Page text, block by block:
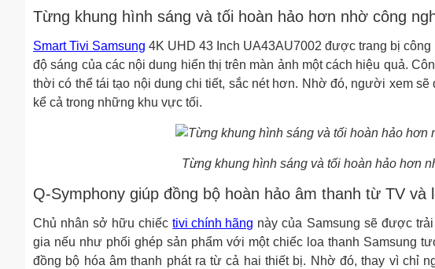
Từng khung hình sáng và tối hoàn hảo hơn nhờ công
Smart Tivi Samsung 4K UHD 43 Inch UA43AU7002 được trang bị
độ sáng của các nội dung hiển thị trên màn ảnh một cách hiệu quả.
thời có thể tái tạo nội dung chi tiết, sắc nét hơn. Nhờ đó, người xem
kể cả trong những khu vực tối.
Từng khung hình sáng và tối hoàn hảo hơn
Q-Symphony giúp đồng bộ hoàn hảo âm thanh từ TV và
Chủ nhân sở hữu chiếctivi chính hãng này của Samsung sẽ được
gia nếu như phối ghép sản phẩm với một chiếc loa thanh Samsung
đồng bộ hóa âm thanh phát ra từ cả hai thiết bị. Nhờ đó, thay vì chỉ